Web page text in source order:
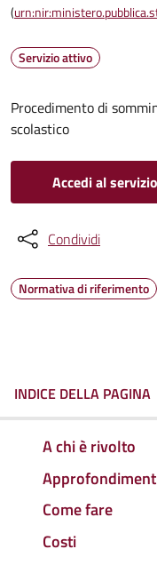
(
Servizio attivo
Procedimento di
scolastico
Accedi al servizio
Condividi
Normativa di riferimento
INDICE DELLA PAGINA
A chi è rivolto
Come fare
Costi